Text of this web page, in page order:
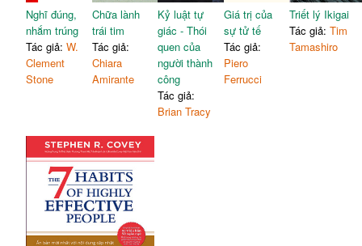
Nghĩ đúng,
nhắm trúng
Tác giả:W.
Clement
Stone
Chữa lành
trái tim
Tác giả:
Chiara
Amirante
Kỷ luật tự
giác - Thói
quen của
người thành
công
Tác giả:
Brian Tracy
Giá trị của
sự tử tế
Tác giả:
Piero
Ferrucci
Triết lý Ikigai
Tác giả:Tim
Tamashiro